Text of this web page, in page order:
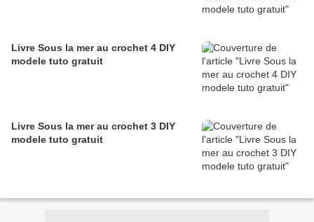
Livre Sous la mer au crochet 4 DIY
modele tuto gratuit
Livre Sous la mer au crochet 3 DIY
modele tuto gratuit